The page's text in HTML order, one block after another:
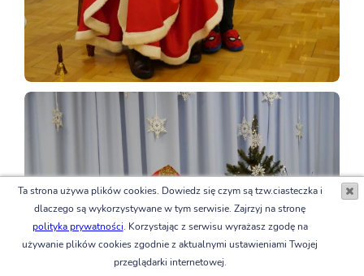
Ta strona używa plików cookies. Dowiedz się czym są tzw.ciasteczka i
dlaczego są wykorzystywane w tym serwisie. Zajrzyj na stronę
polityka prywatności. Korzystając z serwisu wyrażasz zgodę na
używanie plików cookies zgodnie z aktualnymi ustawieniami Twojej
przeglądarki internetowej.